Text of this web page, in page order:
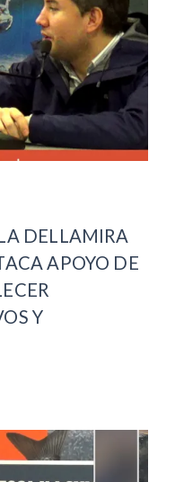
DELLAMIRA
APOYO DE
Y